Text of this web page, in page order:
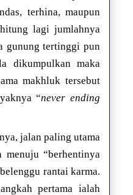
terhina, maupun
lagi jumlahnya
gunung tertinggi pun
dikumpulkan maka
makhluk tersebut
“never ending
jalan paling utama
“berhentinya
rantai karma.
pertama ialah